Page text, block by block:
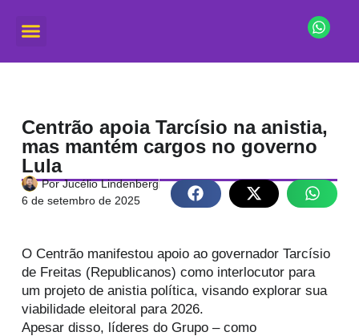
Centrão apoia Tarcísio na anistia,
mas mantém cargos no governo
Lula
PorJucélio Lindenberg
6 de setembro de 2025
O Centrão manifestou apoio ao governador Tarcísio
de Freitas (Republicanos) como interlocutor para
um projeto de anistia política, visando explorar sua
viabilidade eleitoral para 2026.
Apesar disso, líderes do Grupo – como